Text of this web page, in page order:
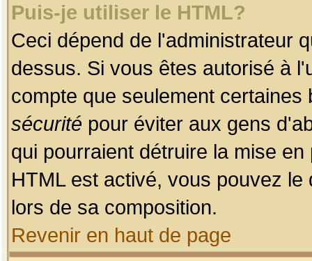
Puis-je utiliser le HTML?
Ceci dépend de l'administrateur
dessus. Si vous êtes autorisé à
compte que seulement
sécurité pour éviter aux gens
qui pourraient détruire la mise
HTML est activé, vous pouvez
lors de sa composition.
Revenir en haut de page